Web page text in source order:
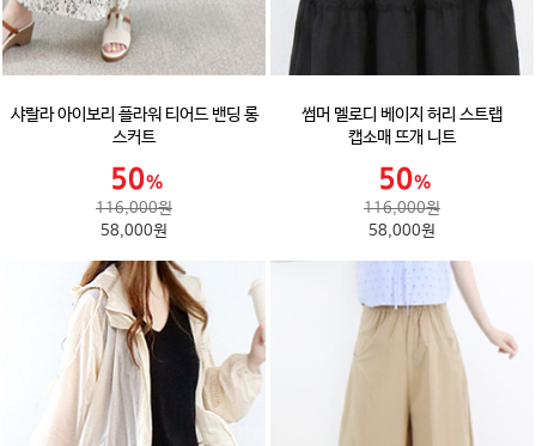
샤랄라 아이보리 플라워 티어드 밴딩 롱
스커트
116,000원
58,000원
썸머 멜로디 베이지 허리 스트랩
캡소매 뜨개 니트
116,000원
58,000원